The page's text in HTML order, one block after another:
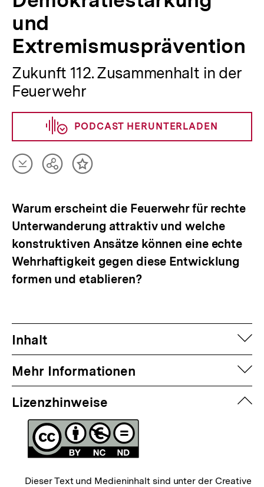
und
Extremismusprävention
Zukunft 112. Zusammenhalt in der
Feuerwehr
PODCAST HERUNTERLADEN
Artikel
herunterladen
TeilenInhalt
Warum erscheint die Feuerwehr für rechte
Unterwanderung attraktiv und welche
konstruktiven Ansätze können eine echte
Wehrhaftigkeit gegen diese Entwicklung
formen und etablieren?
Inhalt
Mehr Informationen
Lizenzhinweise
Dieser Text und Medieninhalt sind unter der Creative